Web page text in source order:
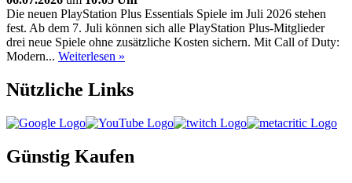
Die neuen PlayStation Plus Essentials Spiele im Juli 2026 stehen
fest. Ab dem 7. Juli können sich alle PlayStation Plus-Mitglieder
drei neue Spiele ohne zusätzliche Kosten sichern. Mit Call of Duty:
Modern... Weiterlesen »
Nützliche Links
Günstig Kaufen